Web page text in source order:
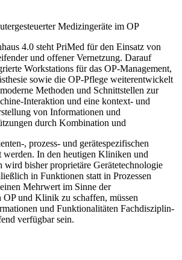
Medizingeräte im OP
4.0 steht PriMed für den Einsatz von
und offener Vernetzung. Darauf
Workstations für das OP-Management,
sowie die OP-Pflege weiterentwickelt
Methoden und Schnittstellen zur
Interaktion und eine kontext- und
von Informationen und
durch Kombination und
, prozess- und gerätespezifischen
werden. In den heutigen Kliniken und
wird bisher proprietäre Gerätetechnologie
in Funktionen statt in Prozessen
Mehrwert im Sinne der
OP und Klinik zu schaffen, müssen
und Funktionalitäten Fachdisziplin-
verfügbar sein.